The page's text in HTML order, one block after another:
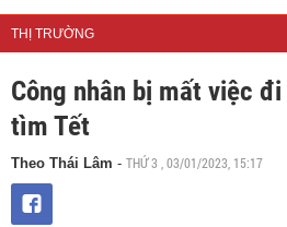
THỊ TRƯỜNG
Công nhân bị mất việc
tìm Tết
Theo Thái Lâm - THỨ 3 , 03/01/2023, 15:17